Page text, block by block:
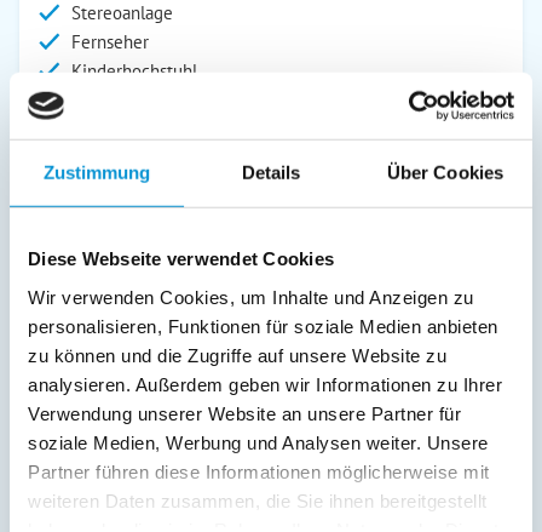
Zustimmung Details Über Cookies
Diese Webseite verwendet Cookies
Wir verwenden Cookies, um Inhalte und Anzeigen zu
personalisieren, Funktionen für soziale Medien anbieten
zu können und die Zugriffe auf unsere Website zu
analysieren. Außerdem geben wir Informationen zu Ihrer
Verwendung unserer Website an unsere Partner für
soziale Medien, Werbung und Analysen weiter. Unsere
Partner führen diese Informationen möglicherweise mit
weiteren Daten zusammen, die Sie ihnen bereitgestellt
Stereoanlage
Fernseher
Kinderhochstuhl
Außenanlage:
Liegen
Service:
Verpflegung:
Beschreibung